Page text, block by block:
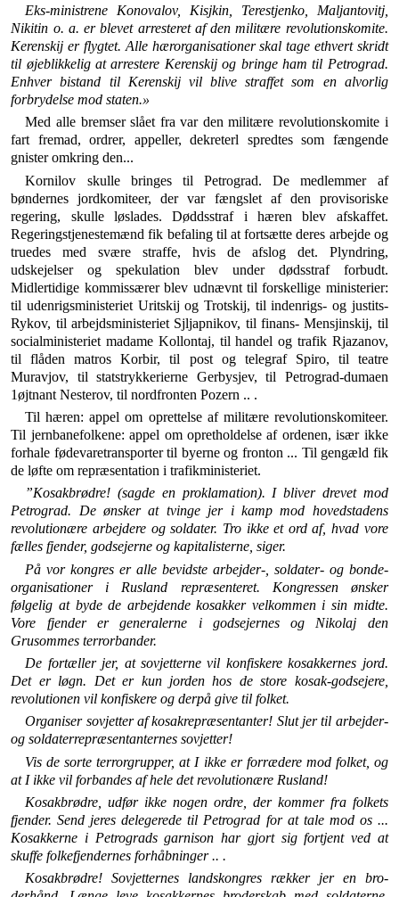
Eks-ministrene Konovalov, Kisjkin, Terestjenko, Maljanto­vitj,
Nikitin o. a. er blevet arresteret af den militære revolu­tionskomite.
Kerenskij er flygtet. Alle hærorganisationer skal tage ethvert skridt
til øjeblikkelig at arrestere Kerenskij og bringe ham til Petrograd.
Enhver bistand til Kerenskij vil blive straffet som en alvorlig
forbrydelse mod staten.»
Med alle bremser slået fra var den militære revolu­tionskomite i
fart fremad, ordrer, appeller, dekreterl spredtes som fængende
gnister omkring den...
Kornilov skulle bringes til Petrograd. De medlemmer af
bøndernes jordkomiteer, der var fængslet af den pro­visoriske
regering, skulle løslades. Døddsstraf i hæren blev afskaffet.
Regeringstjenestemænd fik befaling til at fortsætte deres arbejde og
truedes med svære straffe, hvis de afslog det. Plyndring,
udskejelser og spekulation blev under dødsstraf forbudt.
Midlertidige kommissærer blev udnævnt til forskellige ministerier:
til udenrigs­ministeriet Uritskij og Trotskij, til indenrigs- og justits-
Rykov, til arbejdsministeriet Sjljapnikov, til finans- Mensjinskij, til
socialministeriet madame Kollontaj, til handel og trafik Rjazanov,
til flåden matros Korbir, til post og telegraf Spiro, til teatre
Muravjov, til statstryk­kerierne Gerbysjev, til Petrograd-dumaen
1øjtnant Ne­sterov, til nordfronten Pozern .. .
Til hæren: appel om oprettelse af militære revolu­tionskomiteer.
Til jernbanefolkene: appel om oprethol­delse af ordenen, især ikke
forhale fødevaretransporter til byerne og fronton ... Til gengæld fik
de løfte om repræsentation i trafikministeriet.
”Kosakbrødre! (sagde en proklamation). I bliver drevet mod
Petrograd. De ønsker at tvinge jer i kamp mod hovedstadens
revolutionære arbejdere og soldater. Tro ikke et ord af, hvad vore
fælles fjender, godsejerne og kapitalisterne, siger.
På vor kongres er alle bevidste arbejder-, soldater- og bonde-
organisationer i Rusland repræsenteret. Kongressen øn­sker
følgelig at byde de arbejdende kosakker velkommen i sin midte.
Vore fjender er generalerne i godsejernes og Nikolaj den
Grusommes terrorbander.
De fortæller jer, at sovjetterne vil konfiskere kosakkernes jord.
Det er løgn. Det er kun jorden hos de store kosak-gods­ejere,
revolutionen vil konfiskere og derpå give til folket.
Organiser sovjetter af kosakrepræsentanter! Slut jer til ar­bejder-
og soldaterrepræsentanternes sovjetter!
Vis de sorte terrorgrupper, at I ikke er forrædere mod fol­ket, og
at I ikke vil forbandes af hele det revolutionære Rus­land!
Kosakbrødre, udfør ikke nogen ordre, der kommer fra fol­kets
fjender. Send jeres delegerede til Petrograd for at tale mod os ...
Kosakkerne i Petrograds garnison har gjort sig fortjent ved at
skuffe folkefjendernes forhåbninger .. .
Kosakbrødre! Sovjetternes landskongres rækker jer en bro­